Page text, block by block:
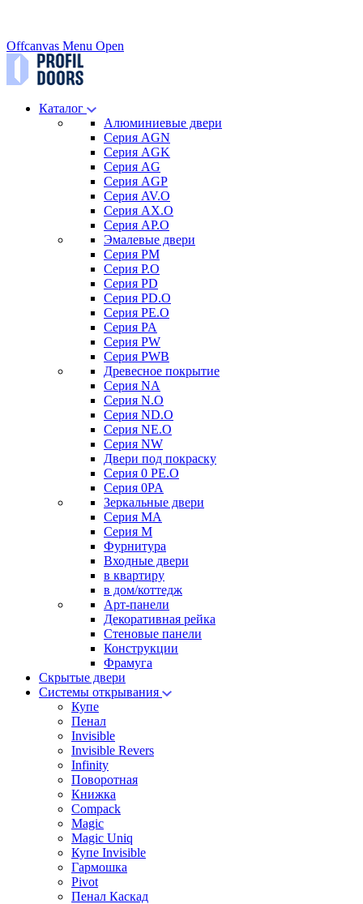
Offcanvas Menu Open
Каталог
Алюминиевые двери
Серия AGN
Серия AGK
Серия AG
Серия AGP
Серия AV.O
Серия AX.O
Серия AP.O
Эмалевые двери
Серия PM
Серия P.O
Серия PD
Серия PD.O
Серия PE.O
Серия PA
Серия PW
Серия PWB
Древесное покрытие
Серия NA
Серия N.O
Серия ND.O
Серия NE.O
Серия NW
Двери под покраску
Серия 0 PE.O
Серия 0PA
Зеркальные двери
Серия MA
Серия M
Фурнитура
Входные двери
в квартиру
в дом/коттедж
Арт-панели
Декоративная рейка
Стеновые панели
Конструкции
Фрамуга
Скрытые двери
Системы открывания
Купе
Пенал
Invisible
Invisible Revers
Infinity
Поворотная
Книжка
Compack
Magic
Magic Uniq
Купе Invisible
Гармошка
Pivot
Пенал Каскад